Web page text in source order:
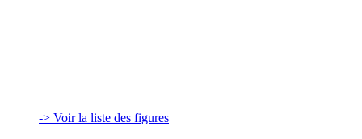
-> Voir la liste des figures